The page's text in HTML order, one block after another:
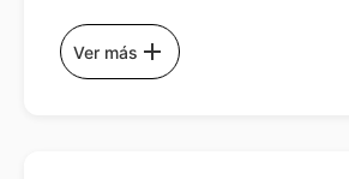
Ver más add